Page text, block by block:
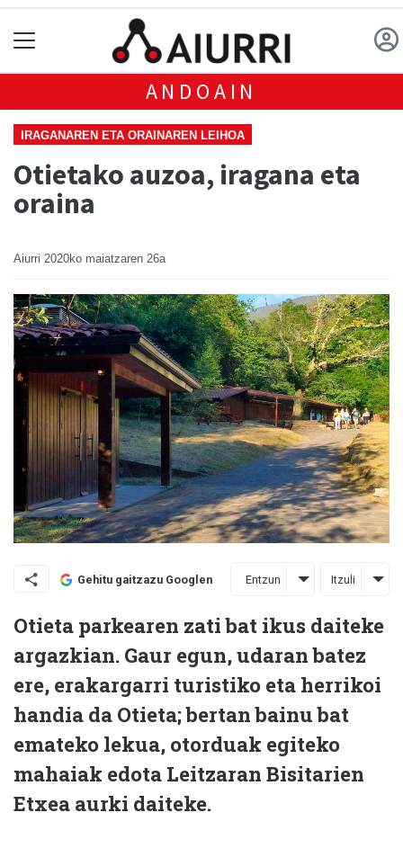
ANDOAIN
IRAGANAREN ETA ORAINAREN LEIHOA
Otietako auzoa, iragana eta
oraina
Aiurri 2020ko maiatzaren 26a
Gehitu gaitzazu Googlen Entzun Itzuli
Otieta parkearen zati bat ikus daiteke
argazkian. Gaur egun, udaran batez
ere, erakargarri turistiko eta herrikoi
handia da Otieta; bertan bainu bat
emateko lekua, otorduak egiteko
mahaiak edota Leitzaran Bisitarien
Etxea aurki daiteke.